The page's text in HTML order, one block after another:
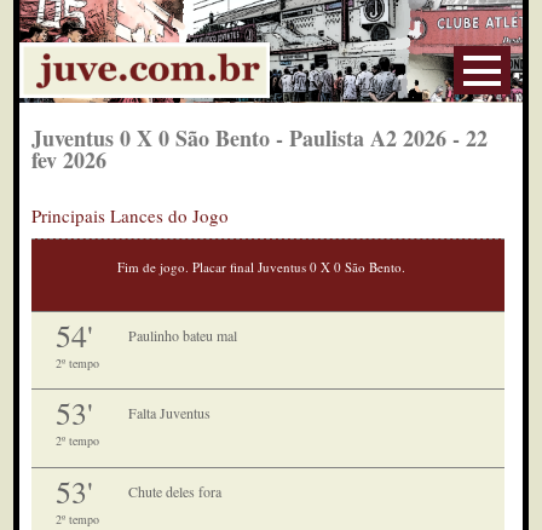
Juventus 0 X 0 São Bento - Paulista A2 2026 - 22
fev 2026
Principais Lances do Jogo
Fim de jogo. Placar final Juventus 0 X 0 São Bento.
54'
2º tempo
Paulinho bateu mal
53'
2º tempo
Falta Juventus
53'
2º tempo
Chute deles fora